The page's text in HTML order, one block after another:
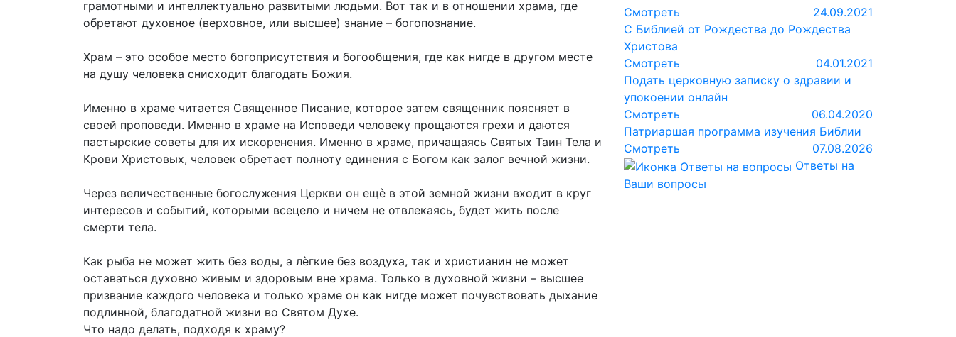
грамотными и интеллектуально развитыми людьми. Вот так и в отношении храма, где
обретают духовное (верховное, или высшее) знание – богопознание.
Храм – это особое место богоприсутствия и богообщения, где как нигде в другом месте
на душу человека снисходит благодать Божия.
Именно в храме читается Священное Писание, которое затем священник поясняет в
своей проповеди. Именно в храме на Исповеди человеку прощаются грехи и даются
пастырские советы для их искоренения. Именно в храме, причащаясь Святых Таин Тела и
Крови Христовых, человек обретает полноту единения с Богом как залог вечной жизни.
Через величественные богослужения Церкви он ещѐ в этой земной жизни входит в круг
интересов и событий, которыми всецело и ничем не отвлекаясь, будет жить после
смерти тела.
Как рыба не может жить без воды, а лѐгкие без воздуха, так и христианин не может
оставаться духовно живым и здоровым вне храма. Только в духовной жизни – высшее
призвание каждого человека и только храме он как нигде может почувствовать дыхание
подлинной, благодатной жизни во Святом Духе.
Что надо делать, подходя к храму?
Смотреть
24.09.2021
С Библией от Рождества до Рождества
Христова
Смотреть
04.01.2021
Подать церковную записку о здравии и
упокоении онлайн
Смотреть
06.04.2020
Патриаршая программа изучения Библии
Смотреть
07.08.2026
Ответы на
Ваши вопросы